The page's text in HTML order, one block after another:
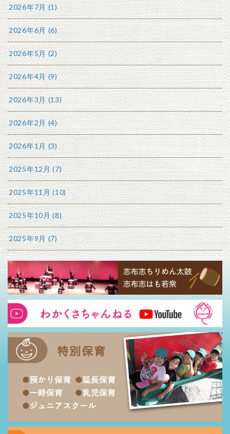
2026年7月 (1)
2026年6月 (6)
2026年5月 (2)
2026年4月 (9)
2026年3月 (13)
2026年2月 (4)
2026年1月 (3)
2025年12月 (7)
2025年11月 (10)
2025年10月 (8)
2025年9月 (7)